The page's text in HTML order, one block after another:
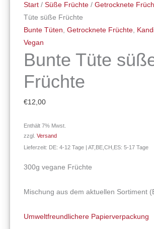
Start /Süße Früchte /Getrocknete
Tüte süße Früchte
Bunte Tüten ,Getrocknete Früchte
Vegan
Bunte Tüte
Früchte
€12,00
Enthält 7% Mwst.
zzgl.Versand
Lieferzeit: DE: 4-12 Tage | AT,BE,CH,ES: 5-17 Tage
300g vegane Früchte
Mischung aus dem aktuellen Sortiment
Umweltfreundlichere Papierverpackung